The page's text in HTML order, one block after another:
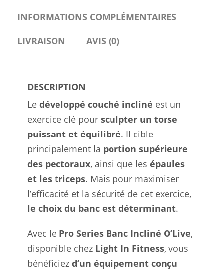
INFORMATIONS COMPLÉMENTAIRES
LIVRAISON
AVIS (0)
DESCRIPTION
Le développé couché incliné est un
exercice clé pour sculpter un torse
puissant et équilibré. Il cible
principalement la portion supérieure
des pectoraux, ainsi que les épaules
et les triceps. Mais pour maximiser
l’efficacité et la sécurité de cet exercice,
le choix du banc est déterminant.
Avec le Pro Series Banc Incliné O’Live,
disponible chez Light In Fitness, vous
bénéficiez d’un équipement conçu